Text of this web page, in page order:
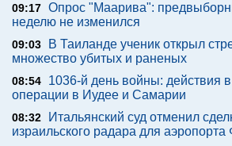
09:17 Опрос "Mаарива":
неделю не изменился
09:03
В Таиланде ученик открыл
множество убитых и раненых
08:54
1036-й день войны: действия
операции в Иудее и Самарии
08:32
Итальянский суд отменил
израильского радара для